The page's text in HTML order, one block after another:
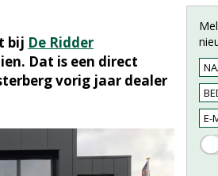
bij De Ridder
Dat is een direct
vorig jaar dealer